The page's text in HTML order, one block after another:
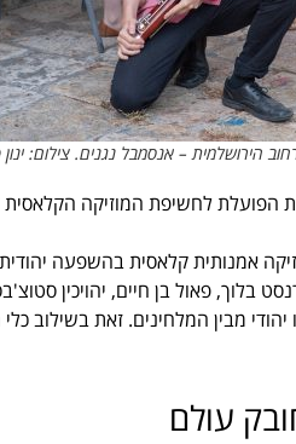
הירושלמית – אנסמבל נגנים. צילום: ינון
הפועלת לחשיפת המוזיקה
אמנותית קלאסית בהשפעה
בלוך, פאול בן חיים, יהויכין
עולם